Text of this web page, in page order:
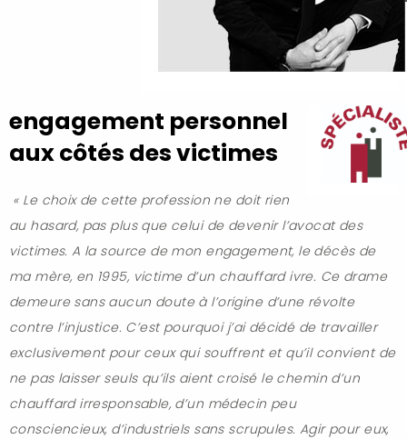
engagement personnel
aux côtés des victimes
« Le choix de cette profession ne doit rien
au hasard, pas plus que celui de devenir l’avocat des
victimes. A la source de mon engagement, le décès de
ma mère, en 1995, victime d’un chauffard ivre. Ce drame
demeure sans aucun doute à l’origine d’une révolte
contre l’injustice. C’est pourquoi j’ai décidé de travailler
exclusivement pour ceux qui souffrent et qu’il convient de
ne pas laisser seuls qu’ils aient croisé le chemin d’un
chauffard irresponsable, d’un médecin peu
consciencieux, d’industriels sans scrupules. Agir pour eux,